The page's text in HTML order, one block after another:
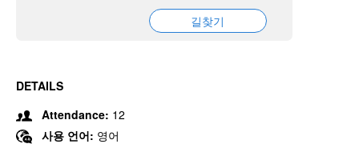
길찾기
DETAILS
Attendance: 12
사용 언어: 영어